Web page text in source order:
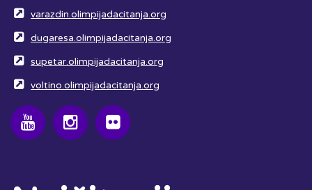
varazdin.olimpijadacitanja.org
dugaresa.olimpijadacitanja.org
supetar.olimpijadacitanja.org
voltino.olimpijadacitanja.org